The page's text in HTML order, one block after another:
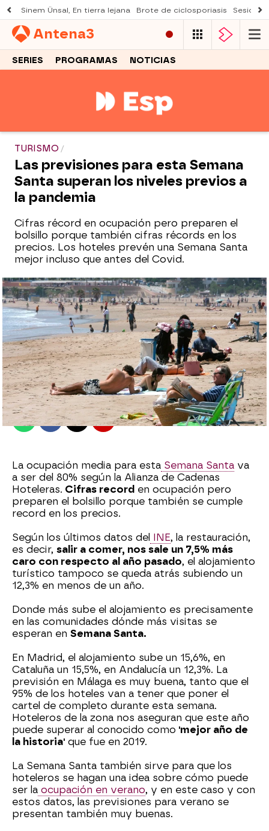
Sinem Ünsal, En tierra lejana Brote de ciclosporiasis Sesión
Antena3
SERIES PROGRAMAS NOTICIAS
TURISMO
Las previsiones para esta Semana
Santa superan los niveles previos a
la pandemia
Cifras récord en ocupación pero preparen el
bolsillo porque también cifras récords en los
precios. Los hoteles prevén una Semana Santa
mejor incluso que antes del Covid.
Margarita Canaves
Madrid
Publicado:27 de marzo de 2023, 14:28
WhatsappFacebook
X Flipboard
La ocupación media para esta Semana Santa va
a ser del 80% según la Alianza de Cadenas
Hoteleras. Cifras record en ocupación pero
preparen el bolsillo porque también se cumple
record en los precios.
Según los últimos datos del INE, la restauración,
es decir, salir a comer, nos sale un 7,5% más
caro con respecto al año pasado, el alojamiento
turístico tampoco se queda atrás subiendo un
12,3% en menos de un año.
Donde más sube el alojamiento es precisamente
en las comunidades dónde más visitas se
esperan en Semana Santa.
En Madrid, el alojamiento sube un 15,6%, en
Cataluña un 15,5%, en Andalucía un 12,3%. La
previsión en Málaga es muy buena, tanto que el
95% de los hoteles van a tener que poner el
cartel de completo durante esta semana.
Hoteleros de la zona nos aseguran que este año
puede superar al conocido como 'mejor año de
la historia' que fue en 2019.
La Semana Santa también sirve para que los
hoteleros se hagan una idea sobre cómo puede
ser la ocupación en verano, y en este caso y con
estos datos, las previsiones para verano se
presentan también muy buenas.